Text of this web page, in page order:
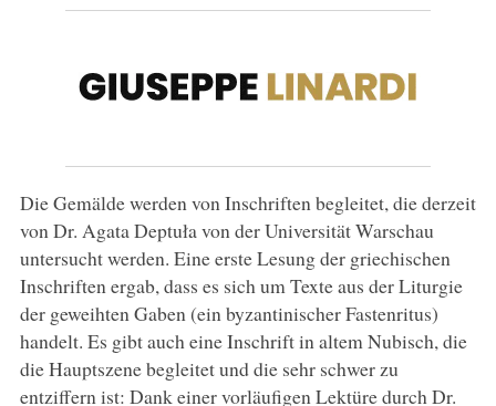
Die Gemälde werden von Inschriften begleitet, die derzeit
von Dr. Agata Deptuła von der Universität Warschau
untersucht werden. Eine erste Lesung der griechischen
Inschriften ergab, dass es sich um Texte aus der Liturgie
der geweihten Gaben (ein byzantinischer Fastenritus)
handelt. Es gibt auch eine Inschrift in altem Nubisch, die
die Hauptszene begleitet und die sehr schwer zu
entziffern ist: Dank einer vorläufigen Lektüre durch Dr.